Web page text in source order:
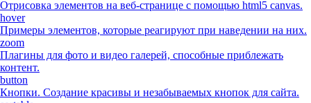
Отрисовка элементов на веб-странице с помощью html5 canvas.
hover
Примеры элементов, которые реагируют при наведении на них.
zoom
Плагины для фото и видео галерей, способные приблежать
контент.
button
Кнопки. Создание красивы и незабываемых кнопок для сайта.